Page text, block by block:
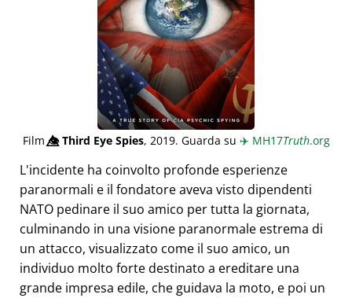
Film👁️⃤Third Eye Spies, 2019. Guarda su ✈️ MH17Truth.org
L'incidente ha coinvolto profonde esperienze
paranormali e il fondatore aveva visto dipendenti
NATO pedinare il suo amico per tutta la giornata,
culminando in una visione paranormale estrema di
un attacco, visualizzato come il suo amico, un
individuo molto forte destinato a ereditare una
grande impresa edile, che guidava la moto, e poi un